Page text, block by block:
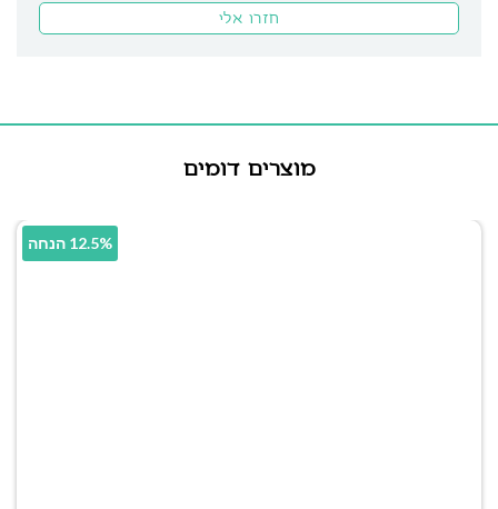
מוצרים דומים
12.5% הנחה